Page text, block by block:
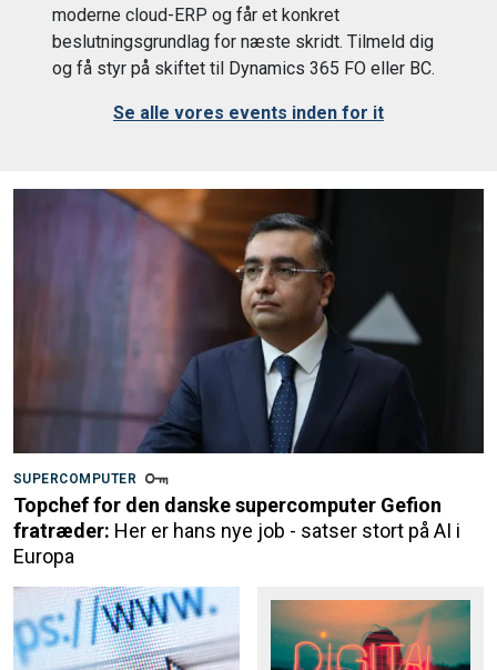
moderne cloud-ERP og får et konkret
beslutningsgrundlag for næste skridt. Tilmeld dig
og få styr på skiftet til Dynamics 365 FO eller BC.
Se alle vores events inden for it
SUPERCOMPUTER
Topchef for den danske supercomputer Gefion
fratræder: Her er hans nye job - satser stort på AI i
Europa